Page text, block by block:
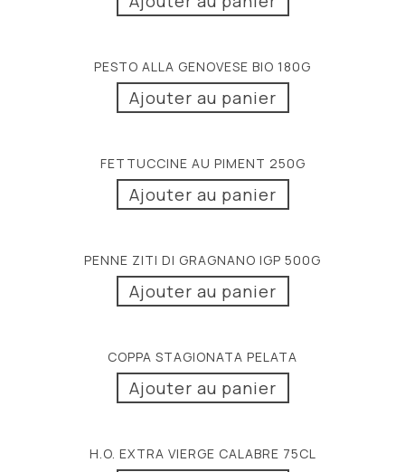
PESTO ALLA GENOVESE BIO 180G
Ajouter au panier
FETTUCCINE AU PIMENT 250G
Ajouter au panier
PENNE ZITI DI GRAGNANO IGP 500G
Ajouter au panier
COPPA STAGIONATA PELATA
Ajouter au panier
H.O. EXTRA VIERGE CALABRE 75CL